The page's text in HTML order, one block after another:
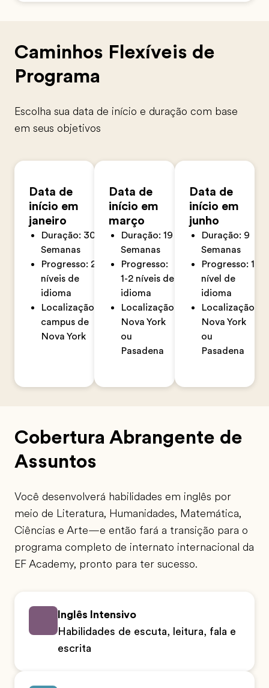
Caminhos Flexíveis de
Programa
Escolha sua data de início e duração com base
em seus objetivos
Data de
início em
janeiro
Duração: 30
Semanas
Progresso: 2
níveis de
idioma
Localização:
campus de
Nova York
Data de
início em
março
Duração: 19
Semanas
Progresso:
1-2 níveis de
idioma
Localização:
Nova York
ou
Pasadena
Data de
início em
junho
Duração: 9
Semanas
Progresso: 1
nível de
idioma
Localização:
Nova York
ou
Pasadena
Cobertura Abrangente de
Assuntos
Você desenvolverá habilidades em inglês por
meio de Literatura, Humanidades, Matemática,
Ciências e Arte—e então fará a transição para o
programa completo de internato internacional da
EF Academy, pronto para ter sucesso.
Inglês Intensivo
Habilidades de escuta, leitura, fala e
escrita